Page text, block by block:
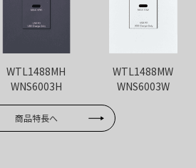
WTL1488MH
WNS6003H
WTL1488MW
WNS6003W
商品特長へ